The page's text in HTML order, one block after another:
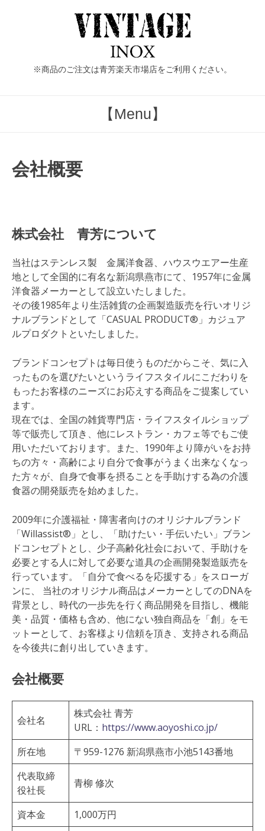
※商品のご注文は青芳楽天市場店をご利用ください。
【Menu】
会社概要
株式会社 青芳について
当社はステンレス製 金属洋食器、ハウスウエアー生産
地として全国的に有名な新潟県燕市にて、1957年に金属
洋食器メーカーとして設立いたしました。
その後1985年より生活雑貨の企画製造販売を行いオリジ
ナルブランドとして「CASUAL PRODUCT®」カジュア
ルプロダクトといたしました。
ブランドコンセプトは毎日使うものだからこそ、気に入
ったものを選びたいというライフスタイルにこだわりを
もったお客様のニーズにお応えする商品をご提案してい
ます。
現在では、全国の雑貨専門店・ライフスタイルショップ
等で販売して頂き、他にレストラン・カフェ等でもご使
用いただいております。また、1990年より障がいをお持
ちの方々・高齢により自分で食事がうまく出来なくなっ
た方々が、自身で食事を摂ることを手助けする為の介護
食器の開発販売を始めました。
2009年に介護福祉・障害者向けのオリジナルブランド
「Willassist®」とし、「助けたい・手伝いたい」ブラン
ドコンセプトとし、少子高齢化社会において、手助けを
必要とする人に対して必要な道具の企画開発製造販売を
行っています。「自分で食べるを応援する」をスローガ
ンに、 当社のオリジナル商品はメーカーとしてのDNAを
背景とし、時代の一歩先を行く商品開発を目指し、機能
美・品質・価格も含め、他にない独自商品を「創」をモ
ットーとして、お客様より信頼を頂き、支持される商品
を今後共に創り出していきます。
会社概要
会社名
株式会社 青芳
URL： https://www.aoyoshi.co.jp/
所在地
〒959-1276 新潟県燕市小池5143番地
代表取締
役社長
青柳 修次
資本金 1,000万円